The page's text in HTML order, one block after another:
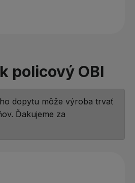
policový OBI
dopytu môže výroba trvať
Ďakujeme za